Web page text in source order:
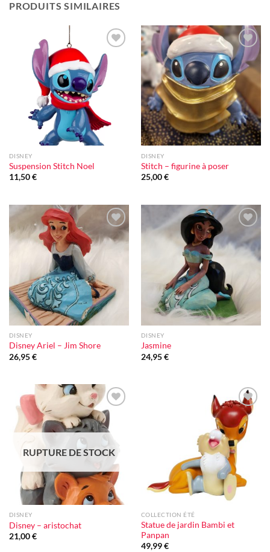
PRODUITS SIMILAIRES
Ajouter
à la liste
d'envie
DISNEY
Suspension Stitch Noel
11,50€
Ajouter
à la liste
d'envie
DISNEY
Stitch – figurine à poser
25,00€
Ajouter
à la liste
DISNEY
Disney Ariel – Jim Shore
26,95€
à la liste
d'envie
DISNEY
Jasmine
24,95€
Ajouter
à la liste
d'envie
RUPTURE DE STOCK
DISNEY
Disney – aristochat
21,00€
Ajouter
à la liste
d'envie
COLLECTION ÉTÉ
Statue de jardin Bambi et
Panpan
49,99€